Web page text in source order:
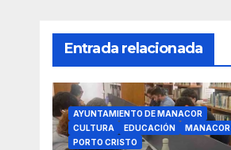
Entrada relacionada
AYUNTAMIENTO DE MANACOR
CULTURA
EDUCACIÓN
MANACOR
PORTO CRISTO